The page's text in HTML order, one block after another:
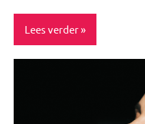
Lees verder